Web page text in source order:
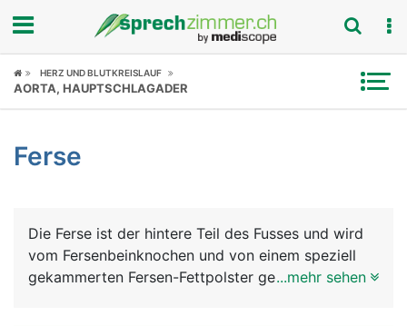
Fokus
Symptome
News
HERZ UND BLUTKREISLAUF
AORTA, HAUPTSCHLAGADER
Ferse
Die Ferse ist der hintere Teil des Fusses und wird
vom Fersenbeinknochen und von einem speziell
gekammerten Fersen-Fettpolster gebildet, der als
...mehr sehen